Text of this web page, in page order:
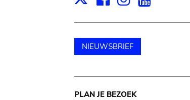
NIEUWSBRIEF
PLAN JE BEZOEK